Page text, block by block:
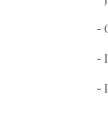
-
-
-